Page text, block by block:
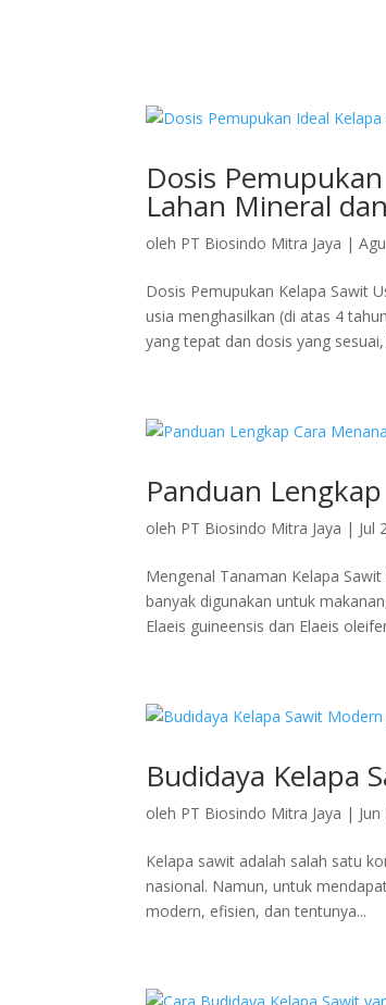
Dosis
Lahan Mineral
oleh PT Biosindo Mitra Jaya |
Dosis Pemupukan Kelapa Sawit
usia menghasilkan (di atas 4
yang tepat dan dosis yang
Panduan
oleh PT Biosindo Mitra Jaya | Jul
Mengenal Tanaman Kelapa
banyak digunakan untuk
Elaeis guineensis dan Elaeis
Budidaya Kelapa
oleh PT Biosindo Mitra Jaya |
Kelapa sawit adalah salah satu
nasional. Namun, untuk
modern, efisien, dan tentunya...